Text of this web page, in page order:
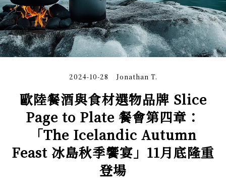
歐陸餐酒與食材選物品牌 Slice
Page to Plate 餐會第四章：
「The Icelandic Autumn
Feast 冰島秋季饗宴」11月底隆重
登場
Jonathan T.
2024-10-28